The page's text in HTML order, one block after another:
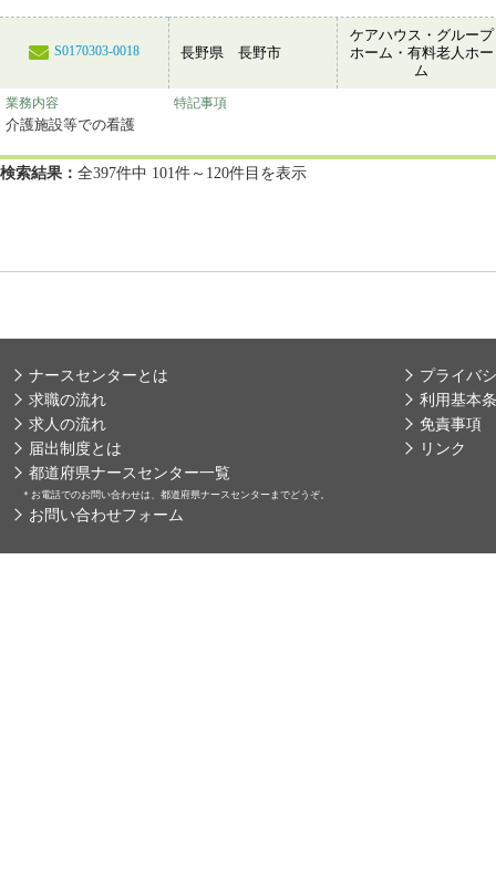
S0170303-0018 長野県 長野市
ケアハウス・グループ
ホーム・有料老人ホー
ム
業務内容
介護施設等での看護
特記事項
検索結果： 全397件中 101件～120件目を表示
ナースセンターとは
求職の流れ
求人の流れ
届出制度とは
都道府県ナースセンター一覧
＊ お電話でのお問い合わせは、都道府県ナースセンターまでどうぞ。
お問い合わせフォーム
プライバ
利用基本
免責事項
リンク